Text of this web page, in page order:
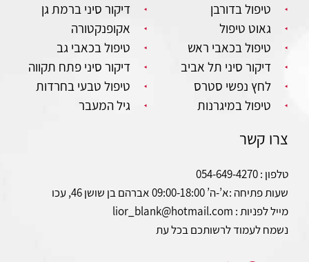
טיפול בדורבן
דיקור סיני ברמת גן
גאוט טיפול
אקופנקטורה
טיפול בכאבי ראש
טיפול בכאבי גב
דיקור סיני תל אביב
דיקור סיני פתח תקווה
לחץ נפשי סטרס
טיפול טבעי בחרדות
טיפול במיגרנות
גיל המעבר
צרו קשר
טלפון : 054-649-4270
שעות פתיחה :א’-ה’ 09:00-18:00 אברהם בן שושן 46, עכו
מייל לפניות : lior_blank@hotmail.com
נשמח לעמוד לרשותכם בכל עת